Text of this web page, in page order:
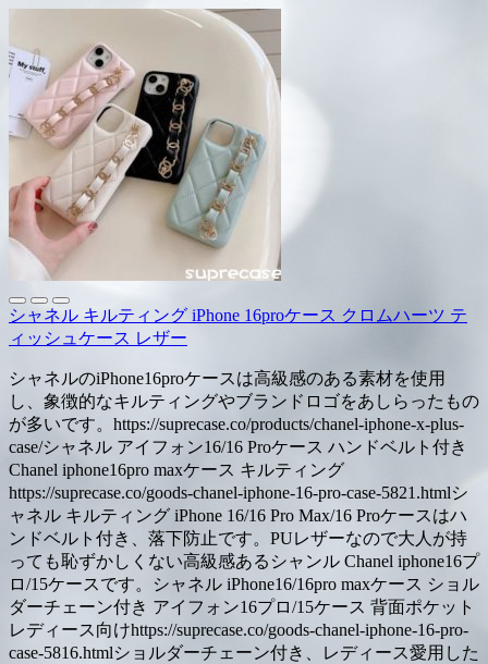
シャネル キルティング iPhone 16proケース クロムハーツ テ
ィッシュケース レザー
シャネルのiPhone16proケースは高級感のある素材を使用
し、象徴的なキルティングやブランドロゴをあしらったもの
が多いです。https://suprecase.co/products/chanel-iphone-x-plus-
case/シャネル アイフォン16/16 Proケース ハンドベルト付き
Chanel iphone16pro maxケース キルティング
https://suprecase.co/goods-chanel-iphone-16-pro-case-5821.htmlシ
ャネル キルティング iPhone 16/16 Pro Max/16 Proケースはハ
ンドベルト付き、落下防止です。PUレザーなので大人が持
っても恥ずかしくない高級感あるシャンル Chanel iphone16プ
ロ/15ケースです。シャネル iPhone16/16pro maxケース ショル
ダーチェーン付き アイフォン16プロ/15ケース 背面ポケット
レディース向けhttps://suprecase.co/goods-chanel-iphone-16-pro-
case-5816.htmlショルダーチェーン付き、レディース愛用した